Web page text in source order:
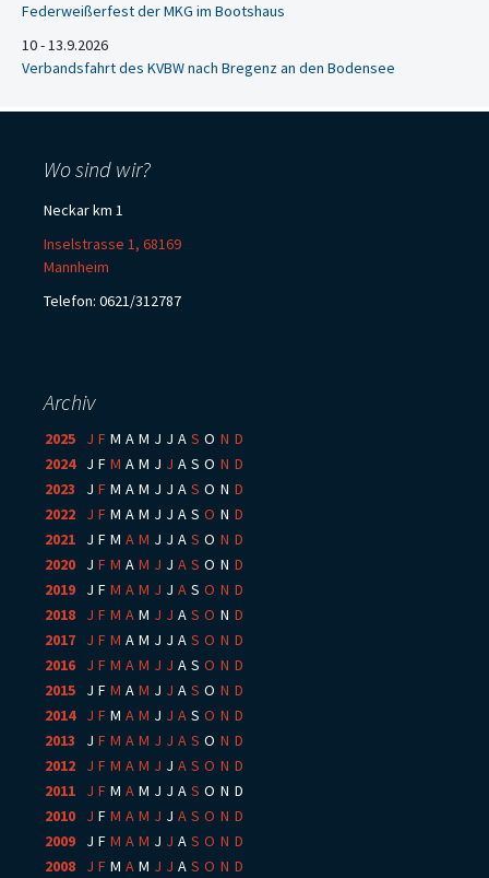
Federweißerfest der MKG im Bootshaus
10 - 13.9.2026
Verbandsfahrt des KVBW nach Bregenz an den Bodensee
Wo sind wir?
Neckar km 1
Inselstrasse 1, 68169
Mannheim
Telefon: 0621/312787
Archiv
2025 J F M A M J J A S O N D
2024: J F M A M J J A S O N D
2023
J F M A M J J A S O N D
2022
J F M A M J J A S O N D
2021
J F M A M J J A S O N D
2020
J F M A M J J A S O N D
2019
J F M A M J J A S O N D
2018
J F M A M J J A S O N D
2017
J F M A M J J A S O N D
2016
J F M A M J J A S O N D
2015
J F M A M J J A S O N D
2014: J F M A M J J A S O N D
2013
J F M A M J J A S O N D
2012
J F M A M J J A S O N D
2011
J F M A M J J A S O N D
2010
J F M A M J J A S O N D
2009
J F M A M J J A S O N D
2008
J F M A M J J A S O N D